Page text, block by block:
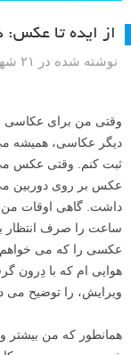
از ایده تا
نوشته شده در ۲۱ شهریور ۱۳۹۵